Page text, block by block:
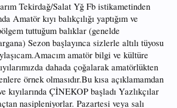
Tekirdağ/Salat Yğ Fb istikametinden
Amatör kıyı balıkçılığı yaptığım ve
tuttuğum balıklar (genelde
Sezon başlayınca sizlerle altılı tüyosu
amatör bilgi ve kültüre
dahada çoğalarak amatörlükten
örnek olmasıdır.Bu kısa açıklamamdan
kıyılarında ÇİNEKOP başladı Yazlıkçılar
nasipleniyorlar. Pazartesi veya salı